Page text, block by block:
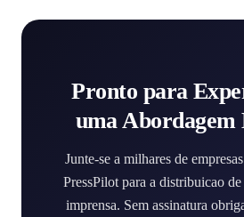
Pronto para
uma
Junte-se a milhares de
PressPilot para a distribuicao
imprensa. Sem assinatura